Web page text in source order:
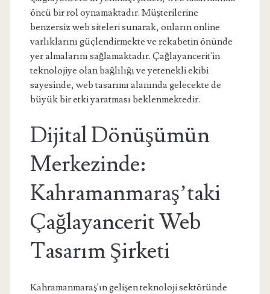
öncü bir rol oynamaktadır. Müşterilerine
benzersiz web siteleri sunarak, onların online
varlıklarını güçlendirmekte ve rekabetin önünde
yer almalarını sağlamaktadır. Çağlayancerit'in
teknolojiye olan bağlılığı ve yetenekli ekibi
sayesinde, web tasarımı alanında gelecekte de
büyük bir etki yaratması beklenmektedir.
Dijital Dönüşümün
Merkezinde:
Kahramanmaraş’taki
Çağlayancerit Web
Tasarım Şirketi
Kahramanmaraş'ın gelişen teknoloji sektöründe